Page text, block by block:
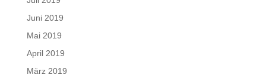
Juni 2019
Mai 2019
April 2019
März 2019